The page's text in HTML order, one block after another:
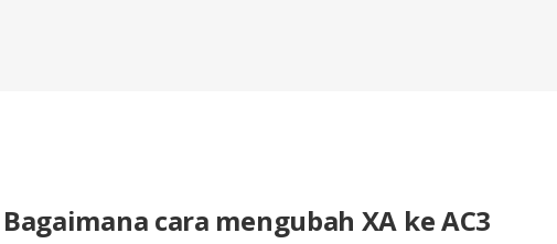
Bagaimana cara mengubah XA ke AC3